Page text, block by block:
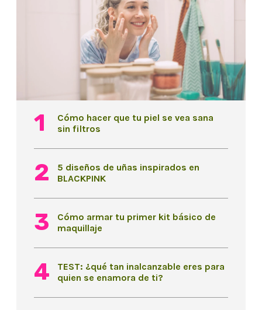
Cómo hacer que tu piel se vea sana
sin filtros
5 diseños de uñas inspirados en
BLACKPINK
Cómo armar tu primer kit básico de
maquillaje
TEST: ¿qué tan inalcanzable eres para
quien se enamora de ti?